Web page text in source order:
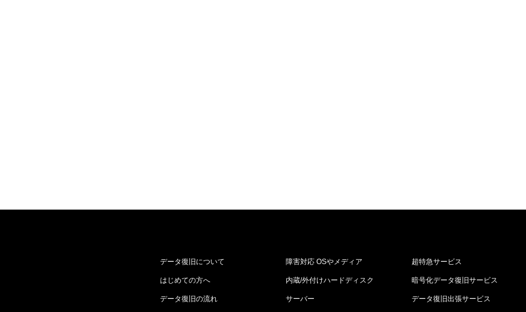
データ復旧について
はじめての方へ
データ復旧の流れ
障害対応 OSやメディア
内蔵/外付けハードディスク
サーバー
超特急サービス
暗号化データ復旧サービス
データ復旧出張サービス